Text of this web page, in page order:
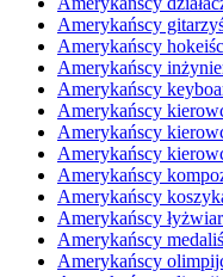
Amerykańscy
Amerykańscy
Amerykańscy
Amerykańscy
Amerykańscy
Amerykańscy
Amerykańscy
Amerykańscy
Amerykańscy
Amerykańscy
Amerykańscy
Amerykańscy